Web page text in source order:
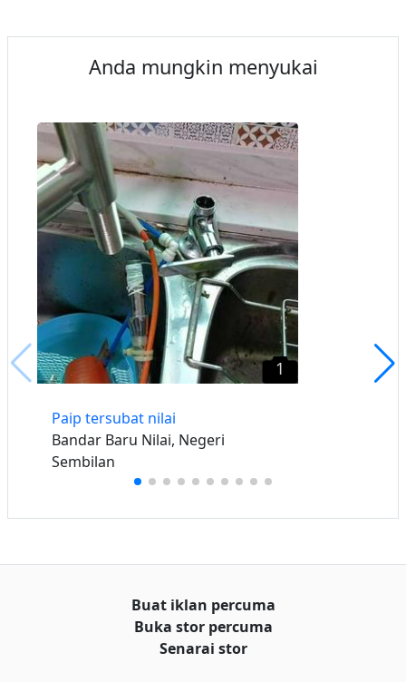
Anda mungkin menyukai
1
Paip tersubat nilai
Bandar Baru Nilai, Negeri
Sembilan
Buat iklan percuma
Buka stor percuma
Senarai stor